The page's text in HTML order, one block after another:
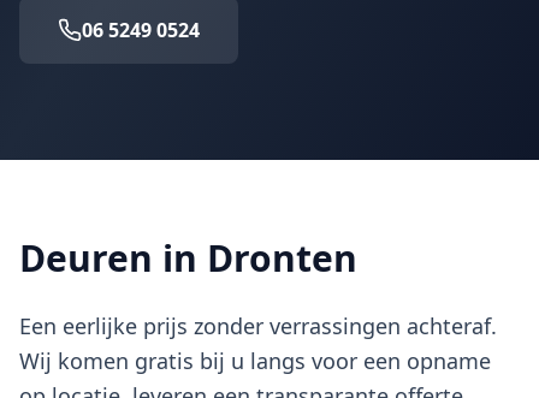
06 5249 0524
Deuren in Dronten
Een eerlijke prijs zonder verrassingen achteraf.
Wij komen gratis bij u langs voor een opname